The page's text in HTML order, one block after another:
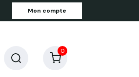
Mon compte
0